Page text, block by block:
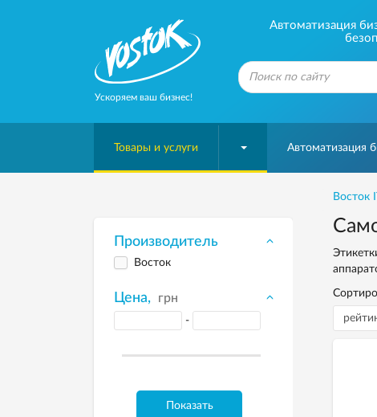
Ускоряем ваш бизнес!
Автоматизация
Товары и услуги Автоматизация
Восток
Производитель
Восток
Цена, грн
-
Показать